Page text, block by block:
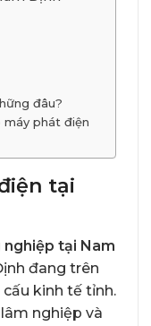
đâu?
máy phát điện
tại
tại Nam
đang trên
kinh tế tỉnh.
nghiệp và